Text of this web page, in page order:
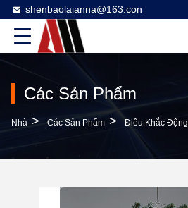
shenbaolaianna@163.con
Các Sản Phẩm
Nhà > Các Sản Phẩm > Điêu Khắc Động